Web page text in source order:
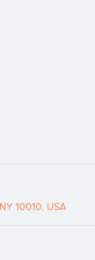
10010, USA